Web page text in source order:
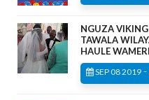
NGUZA
TAWALA
HAULE
SEP 08 2019 -